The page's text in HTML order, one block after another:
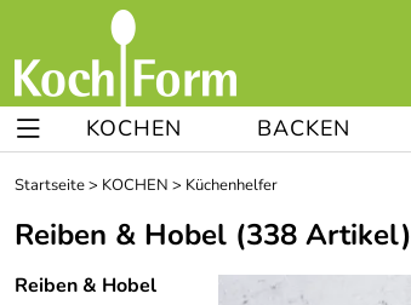
KOCHEN BACKEN
Startseite> KOCHEN > Küchenhelfer
Reiben & Hobel (338 Artikel)
Reiben & Hobel